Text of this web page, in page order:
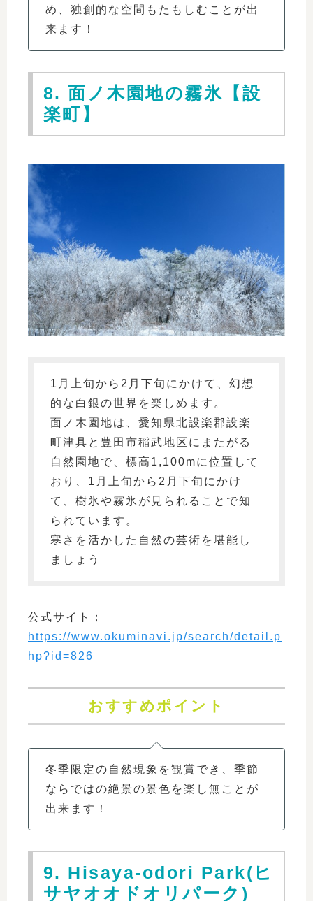
め、独創的な空間もたもしむことが出
来ます！
8. 面ノ木園地の霧氷【設
楽町】
1月上旬から2月下旬にかけて、幻想
的な白銀の世界を楽しめます。
面ノ木園地は、愛知県北設楽郡設楽
町津具と豊田市稲武地区にまたがる
自然園地で、標高1,100mに位置して
おり、1月上旬から2月下旬にかけ
て、樹氷や霧氷が見られることで知
られています。
寒さを活かした自然の芸術を堪能し
ましょう
公式サイト；
https://www.okuminavi.jp/search/detail.p
hp?id=826
おすすめポイント
冬季限定の自然現象を観賞でき、季節
ならではの絶景の景色を楽し無ことが
出来ます！
9. Hisaya-odori Park(ヒ
サヤオオドオリパーク)